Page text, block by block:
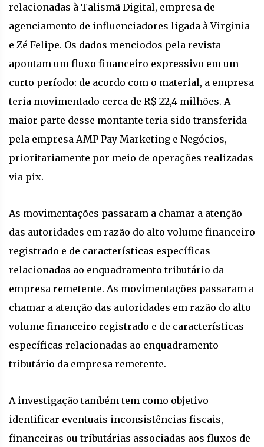
relacionadas à Talismã Digital, empresa de
agenciamento de influenciadores ligada à Virginia
e Zé Felipe. Os dados menciodos pela revista
apontam um fluxo financeiro expressivo em um
curto período: de acordo com o material, a empresa
teria movimentado cerca de R$ 22,4 milhões. A
maior parte desse montante teria sido transferida
pela empresa AMP Pay Marketing e Negócios,
prioritariamente por meio de operações realizadas
via pix.
As movimentações passaram a chamar a atenção
das autoridades em razão do alto volume financeiro
registrado e de características específicas
relacionadas ao enquadramento tributário da
empresa remetente. As movimentações passaram a
chamar a atenção das autoridades em razão do alto
volume financeiro registrado e de características
específicas relacionadas ao enquadramento
tributário da empresa remetente.
A investigação também tem como objetivo
identificar eventuais inconsistências fiscais,
financeiras ou tributárias associadas aos fluxos de